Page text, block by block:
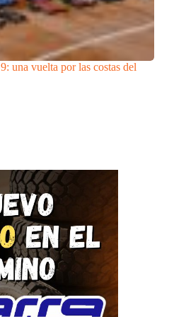
una vuelta por las costas del